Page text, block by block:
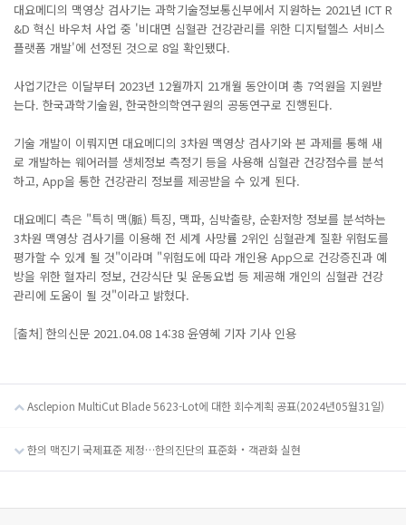
대요메디의 맥영상 검사기는 과학기술정보통신부에서 지원하는 2021년 ICT R
&D 혁신 바우처 사업 중 '비대면 심혈관 건강관리를 위한 디지털헬스 서비스
플랫폼 개발'에 선정된 것으로 8일 확인됐다.
사업기간은 이달부터 2023년 12월까지 21개월 동안이며 총 7억원을 지원받
는다. 한국과학기술원, 한국한의학연구원의 공동연구로 진행된다.
기술 개발이 이뤄지면 대요메디의 3차원 맥영상 검사기와 본 과제를 통해 새
로 개발하는 웨어러블 생체정보 측정기 등을 사용해 심혈관 건강점수를 분석
하고, App을 통한 건강관리 정보를 제공받을 수 있게 된다.
대요메디 측은 "특히 맥(脈) 특징, 맥파, 심박출량, 순환저항 정보를 분석하는
3차원 맥영상 검사기를 이용해 전 세계 사망률 2위인 심혈관계 질환 위험도를
평가할 수 있게 될 것"이라며 "위험도에 따라 개인용 App으로 건강증진과 예
방을 위한 혈자리 정보, 건강식단 및 운동요법 등 제공해 개인의 심혈관 건강
관리에 도움이 될 것"이라고 밝혔다.
[출처] 한의신문 2021.04.08 14:38 윤영혜 기자 기사 인용
Asclepion MultiCut Blade 5623-Lot에 대한 회수계획 공표(2024년05월31일)
한의 맥진기 국제표준 제정…한의진단의 표준화‧객관화 실현